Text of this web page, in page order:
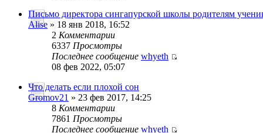
Письмо директора сингапурской школы родителям
Alise » 18 янв 2018, 16:52
2 Комментарии
6337 Просмотры
Последнее сообщение whyeth
08 фев 2022, 05:07
Что делать если плохой сон
Gromov21 » 23 фев 2017, 14:25
8 Комментарии
7861 Просмотры
Последнее сообщение whyeth